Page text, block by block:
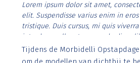
Lorem ipsum dolor sit amet,
elit. Suspendisse varius enim in
tristique. Duis cursus, mi quis
interdum nulla, ut commodo diam
Aenean faucibus nibh et justo
imperdiet. Nunc ut sem vitae risus
Tijdens de Morbidelli